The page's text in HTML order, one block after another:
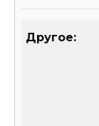
Другое: